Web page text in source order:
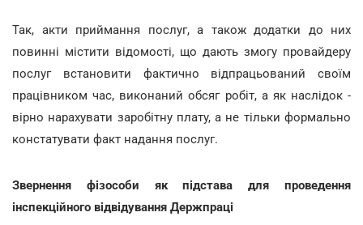
Так, акти приймання послуг, а також додатки до них
повинні містити відомості, що дають змогу провайдеру
послуг встановити фактично відпрацьований своїм
працівником час, виконаний обсяг робіт, а як наслідок -
вірно нарахувати заробітну плату, а не тільки формально
констатувати факт надання послуг.
Звернення фізособи як підстава для проведення
інспекційного відвідування Держпраці